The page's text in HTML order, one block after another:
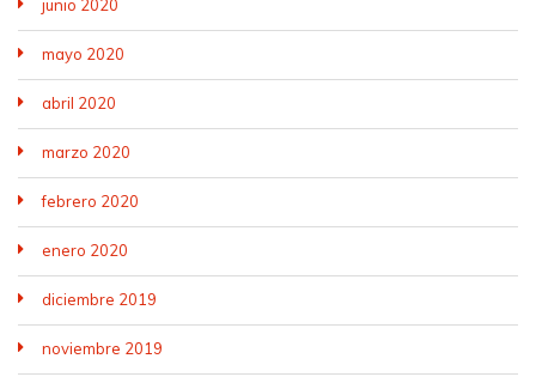
junio 2020
mayo 2020
abril 2020
marzo 2020
febrero 2020
enero 2020
diciembre 2019
noviembre 2019